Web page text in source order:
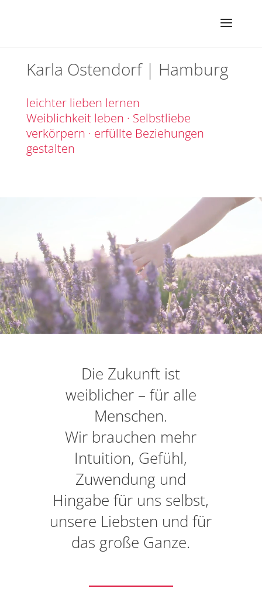
Karla Ostendorf | Hamburg
leichter lieben lernen
Weiblichkeit leben · Selbstliebe
verkörpern · erfüllte Beziehungen
gestalten
Die Zukunft ist
weiblicher – für alle
Menschen.
Wir brauchen mehr
Intuition, Gefühl,
Zuwendung und
Hingabe für uns selbst,
unsere Liebsten und für
das große Ganze.